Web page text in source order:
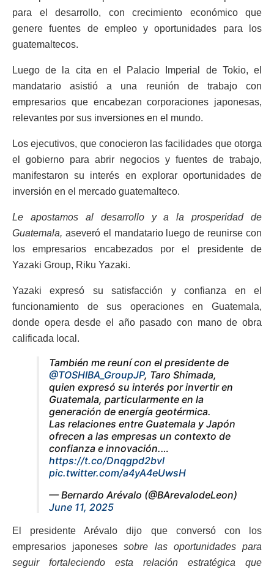
para el desarrollo, con crecimiento económico que
genere fuentes de empleo y oportunidades para los
guatemaltecos.
Luego de la cita en el Palacio Imperial de Tokio, el
mandatario asistió a una reunión de trabajo con
empresarios que encabezan corporaciones japonesas,
relevantes por sus inversiones en el mundo.
Los ejecutivos, que conocieron las facilidades que otorga
el gobierno para abrir negocios y fuentes de trabajo,
manifestaron su interés en explorar oportunidades de
inversión en el mercado guatemalteco.
Le apostamos al desarrollo y a la prosperidad de
Guatemala, aseveró el mandatario luego de reunirse con
los empresarios encabezados por el presidente de
Yazaki Group, Riku Yazaki.
Yazaki expresó su satisfacción y confianza en el
funcionamiento de sus operaciones en Guatemala,
donde opera desde el año pasado con mano de obra
calificada local.
También me reuní con el presidente de
@TOSHIBA_GroupJP, Taro Shimada,
quien expresó su interés por invertir en
Guatemala, particularmente en la
generación de energía geotérmica.
Las relaciones entre Guatemala y Japón
ofrecen a las empresas un contexto de
confianza e innovación.…
https://t.co/Dnqgpd2bvl
pic.twitter.com/a4yA4eUwsH
— Bernardo Arévalo (@BArevalodeLeon)
June 11, 2025
El presidente Arévalo dijo que conversó con los
empresarios japonesessobre las oportunidades para
seguir fortaleciendo esta relación estratégica que